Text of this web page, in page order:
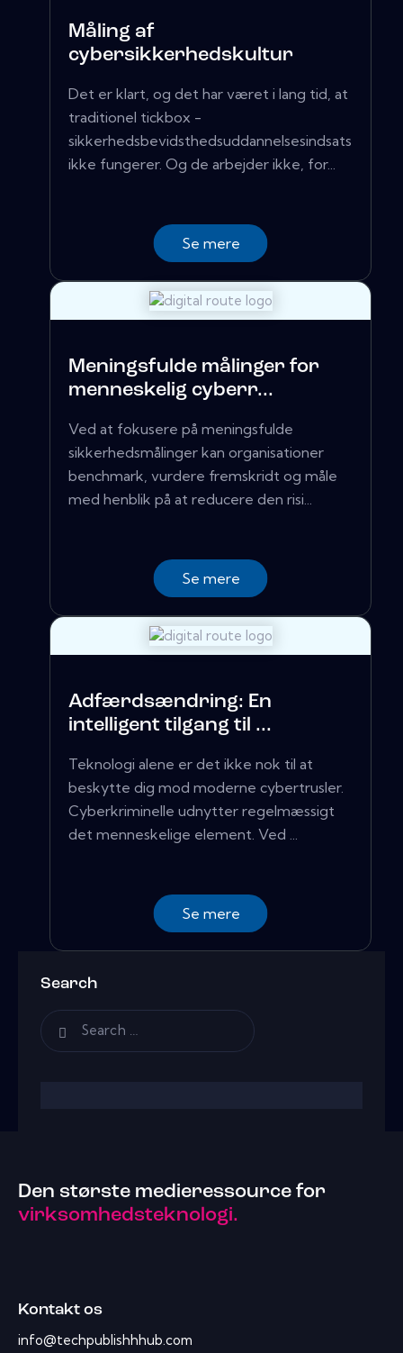
Måling af
cybersikkerhedskultur
Det er klart, og det har været i lang tid, at
traditionel tickbox -
sikkerhedsbevidsthedsuddannelsesindsats
ikke fungerer. Og de arbejder ikke, for...
Se mere
Meningsfulde målinger for
menneskelig cyberr...
Ved at fokusere på meningsfulde
sikkerhedsmålinger kan organisationer
benchmark, vurdere fremskridt og måle
med henblik på at reducere den risi...
Se mere
Adfærdsændring: En
intelligent tilgang til ...
Teknologi alene er det ikke nok til at
beskytte dig mod moderne cybertrusler.
Cyberkriminelle udnytter regelmæssigt
det menneskelige element. Ved ...
Se mere
Search
Den største medieressource for
virksomhedsteknologi.
Kontakt os
info@techpublishhhub.com